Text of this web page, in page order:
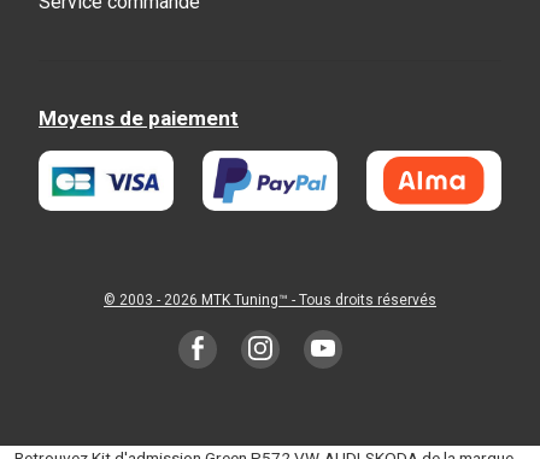
Moyens de paiement
© 2003 - 2026 MTK Tuning™ - Tous droits réservés